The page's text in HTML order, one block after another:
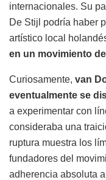
internacionales. Su
De Stijl podría haber
artístico local
en un movimiento
Curiosamente, van
eventualmente se
a experimentar con
consideraba una
ruptura muestra los
fundadores del
adherencia absoluta